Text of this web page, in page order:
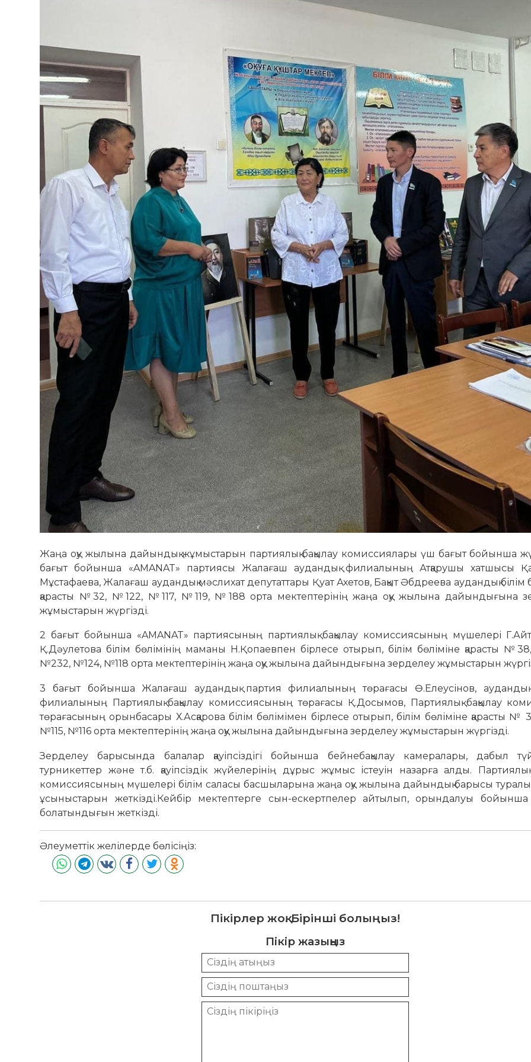
Жаңа оқу жылына дайындық жұмыстарын партиялық бақылау комиссиялары үш бағыт бойынша
бағыт бойынша «AMANAT» партиясы Жалағаш аудандық филиалының Атқарушы хатшысы
Мұстафаева, Жалағаш аудандық мәслихат депутаттары Қуат Ахетов, Бақыт Әбдреева аудандық білім
қарасты №32, №122, №117, №119, №188 орта мектептерінің жаңа оқу жылына дайындығына
жұмыстарын жүргізді.
2 бағыт бойынша «AMANAT» партиясының партиялық бақылау комиссиясының мүшелері
Қ.Дәулетова білім бөлімінің маманы Н.Қопаевпен бірлесе отырып, білім бөліміне қарасты
№232, №124, №118 орта мектептерінің жаңа оқу жылына дайындығына зерделеу жұмыстарын
3 бағыт бойынша Жалағаш аудандық партия филиалының төрағасы Ө.Елеусінов, аудандық
филиалының Партиялық бақылау комиссиясының төрағасы Қ.Досымов, Партиялық бақылау
төрағасының орынбасары Х.Асқарова білім бөлімімен бірлесе отырып, білім бөліміне қарасты №
№115, №116 орта мектептерінің жаңа оқу жылына дайындығына зерделеу жұмыстарын жүргізді.
Зерделеу барысында балалар қауіпсіздігі бойынша бейнебақылау камералары, дабыл
турникеттер және т.б. қауіпсіздік жүйелерінің дұрыс жұмыс істеуін назарға алды. Партиялық
комиссиясының мүшелері білім саласы басшыларына жаңа оқу жылына дайындық барысы туралы
ұсыныстарын жеткізді.Кейбір мектептерге сын-ескертпелер айтылып, орындалуы бойынша
болатындығын жеткізді.
Әлеуметтік желілерде бөлісіңіз:
Пікірлер жоқ. Бірінші болыңыз!
Пікір жазыңыз